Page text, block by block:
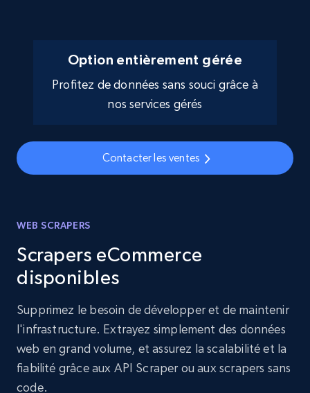
Option entièrement gérée
Profitez de données sans souci grâce à
nos services gérés
Contacter les ventes
WEB SCRAPERS
Scrapers eCommerce
disponibles
Supprimez le besoin de développer et de maintenir
l'infrastructure. Extrayez simplement des données
web en grand volume, et assurez la scalabilité et la
fiabilité grâce aux API Scraper ou aux scrapers sans
code.